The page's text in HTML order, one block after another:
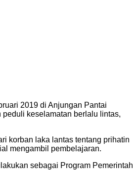
2019 di Anjungan Pantai
keselamatan berlalu lintas,
korban laka lantas tentang prihatin
mengambil pembelajaran.
sebagai Program Pemerintah